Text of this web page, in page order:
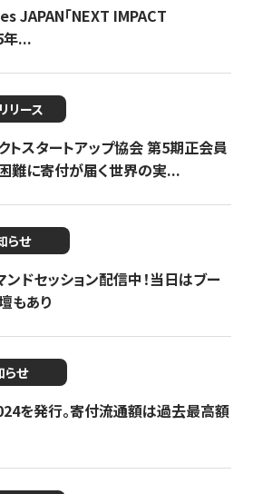
JAPAN「NEXT IMPACT
年...
リース
トスタートアップ協会 第5期正会員
難に寄付が届く世界の実...
らせ
ドセッション配信中！当日はブー
もあり
らせ
を発行。寄付流通額は過去最高額